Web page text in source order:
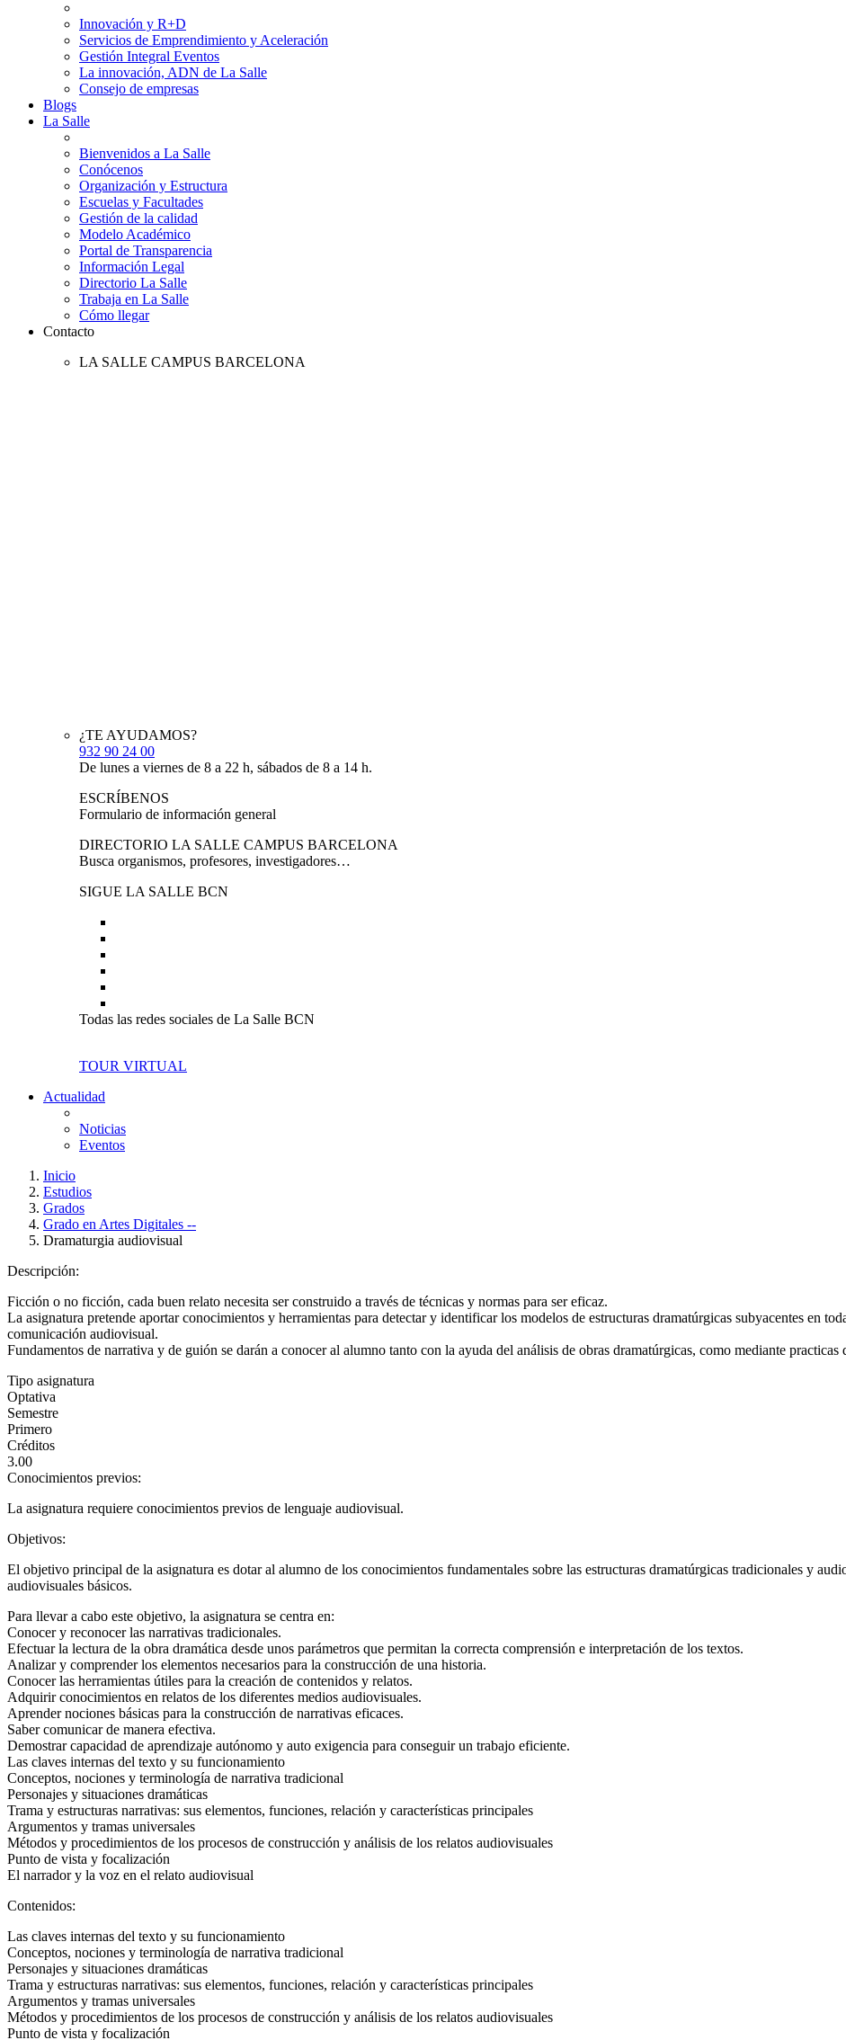
Innovación y R+D
Servicios de Emprendimiento y Aceleración
Gestión Integral Eventos
La innovación, ADN de La Salle
Consejo de empresas
Blogs
La Salle
Bienvenidos a La Salle
Conócenos
Organización y Estructura
Escuelas y Facultades
Gestión de la calidad
Modelo Académico
Portal de Transparencia
Información Legal
Directorio La Salle
Trabaja en La Salle
Cómo llegar
Contacto
LA SALLE CAMPUS BARCELONA
¿TE AYUDAMOS?
932 90 24 00
De lunes a viernes de 8 a 22 h, sábados de 8 a 14 h.
ESCRÍBENOS
Formulario de información general
DIRECTORIO LA SALLE CAMPUS BARCELONA
Busca organismos, profesores, investigadores…
SIGUE LA SALLE BCN
Todas las redes sociales de La Salle BCN
TOUR VIRTUAL
Actualidad
Noticias
Eventos
Inicio
Estudios
Grados
Grado en Artes Digitales --
Dramaturgia audiovisual
Descripción:
Ficción o no ficción, cada buen relato necesita ser construido a través de técnicas y normas para ser eficaz.
La asignatura pretende aportar conocimientos y herramientas para detectar y identificar los modelos de estructuras dramatúrgicas subyacentes en
comunicación audiovisual.
Fundamentos de narrativa y de guión se darán a conocer al alumno tanto con la ayuda del análisis de obras dramatúrgicas, como mediante practicas
Tipo asignatura
Optativa
Semestre
Primero
Créditos
3.00
Conocimientos previos:
La asignatura requiere conocimientos previos de lenguaje audiovisual.
Objetivos:
El objetivo principal de la asignatura es dotar al alumno de los conocimientos fundamentales sobre las estructuras dramatúrgicas tradicionales y
audiovisuales básicos.
Para llevar a cabo este objetivo, la asignatura se centra en:
Conocer y reconocer las narrativas tradicionales.
Efectuar la lectura de la obra dramática desde unos parámetros que permitan la correcta comprensión e interpretación de los textos.
Analizar y comprender los elementos necesarios para la construcción de una historia.
Conocer las herramientas útiles para la creación de contenidos y relatos.
Adquirir conocimientos en relatos de los diferentes medios audiovisuales.
Aprender nociones básicas para la construcción de narrativas eficaces.
Saber comunicar de manera efectiva.
Demostrar capacidad de aprendizaje autónomo y auto exigencia para conseguir un trabajo eficiente.
Las claves internas del texto y su funcionamiento
Conceptos, nociones y terminología de narrativa tradicional
Personajes y situaciones dramáticas
Trama y estructuras narrativas: sus elementos, funciones, relación y características principales
Argumentos y tramas universales
Métodos y procedimientos de los procesos de construcción y análisis de los relatos audiovisuales
Punto de vista y focalización
El narrador y la voz en el relato audiovisual
Contenidos:
Las claves internas del texto y su funcionamiento
Conceptos, nociones y terminología de narrativa tradicional
Personajes y situaciones dramáticas
Trama y estructuras narrativas: sus elementos, funciones, relación y características principales
Argumentos y tramas universales
Métodos y procedimientos de los procesos de construcción y análisis de los relatos audiovisuales
Punto de vista y focalización